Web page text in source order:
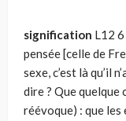
signification L12 6
pensée [celle de
sexe, c’est là qu’il
dire ? Que quelque
réévoque) : que